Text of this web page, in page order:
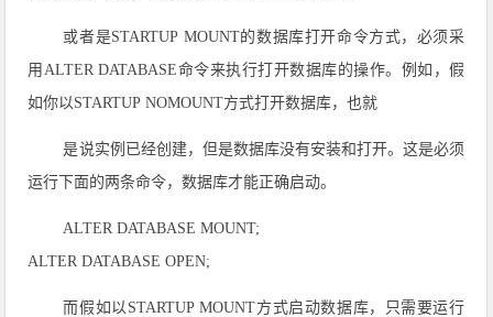
或者是STARTUP MOUNT的数据库打开命令方式，必须采
用ALTER DATABASE命令来执行打开数据库的操作。例如，假
如你以STARTUP NOMOUNT方式打开数据库，也就
是说实例已经创建，但是数据库没有安装和打开。这是必须
运行下面的两条命令，数据库才能正确启动。
ALTER DATABASE MOUNT;
ALTER DATABASE OPEN;
而假如以STARTUP MOUNT方式启动数据库，只需要运行